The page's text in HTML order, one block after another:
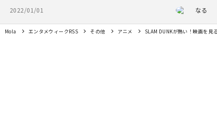
2022/01/01
なる
Mola エンタメウィークRSS その他 アニメ SLAM DUNKが熱い！映画を見